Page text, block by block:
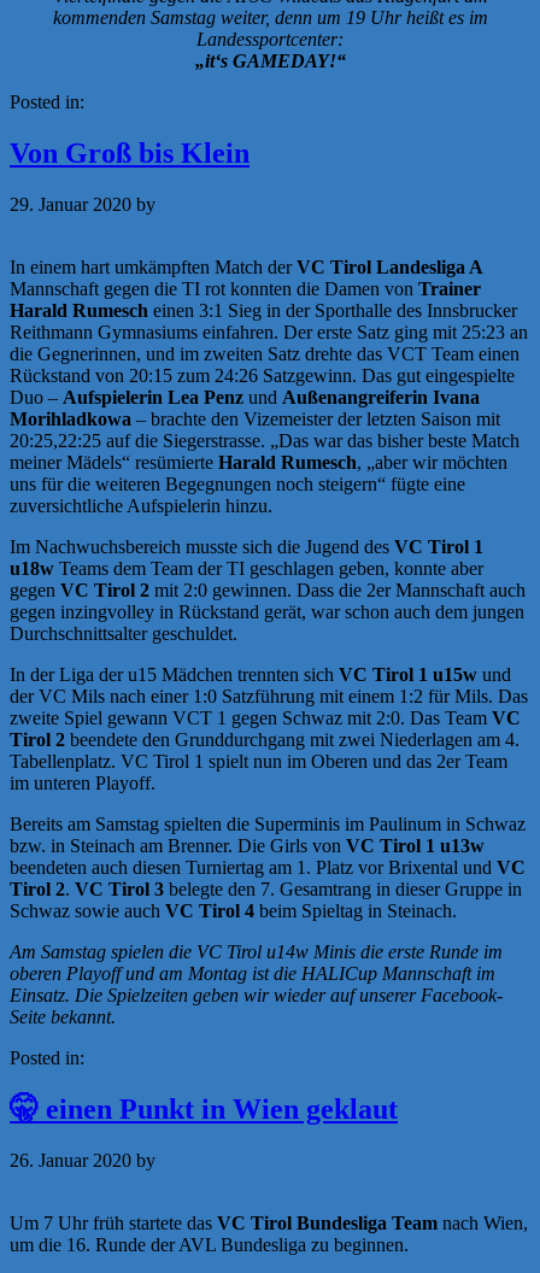
kommenden Samstag weiter, denn um 19 Uhr heißt es im
Landessportcenter:
„it‘s GAMEDAY!“
Posted in:
Von Groß bis Klein
29. Januar 2020 by
In einem hart umkämpften Match derVC Tirol Landesliga A
Mannschaft gegen die TI rot konnten die Damen von Trainer
Harald Rumesch einen 3:1 Sieg in der Sporthalle des Innsbrucker
Reithmann Gymnasiums einfahren. Der erste Satz ging mit 25:23 an
die Gegnerinnen, und im zweiten Satz drehte das VCT Team einen
Rückstand von 20:15 zum 24:26 Satzgewinn. Das gut eingespielte
Duo – Aufspielerin Lea Penz und Außenangreiferin Ivana
Morihladkowa – brachte den Vizemeister der letzten Saison mit
20:25,22:25 auf die Siegerstrasse. „Das war das bisher beste Match
meiner Mädels“ resümierte Harald Rumesch, „aber wir möchten
uns für die weiteren Begegnungen noch steigern“ fügte eine
zuversichtliche Aufspielerin hinzu.
Im Nachwuchsbereich musste sich die Jugend des VC Tirol 1
u18w Teams dem Team der TI geschlagen geben, konnte aber
gegen VC Tirol 2 mit 2:0 gewinnen. Dass die 2er Mannschaft auch
gegen inzingvolley in Rückstand gerät, war schon auch dem jungen
Durchschnittsalter geschuldet.
In der Liga der u15 Mädchen trennten sich VC Tirol 1 u15w und
der VC Mils nach einer 1:0 Satzführung mit einem 1:2 für Mils. Das
zweite Spiel gewann VCT 1 gegen Schwaz mit 2:0. Das Team VC
Tirol 2 beendete den Grunddurchgang mit zwei Niederlagen am 4.
Tabellenplatz. VC Tirol 1 spielt nun im Oberen und das 2er Team
im unteren Playoff.
Bereits am Samstag spielten die Superminis im Paulinum in Schwaz
bzw. in Steinach am Brenner. Die Girls von VC Tirol 1 u13w
beendeten auch diesen Turniertag am 1. Platz vor Brixental und VC
Tirol 2. VC Tirol 3 belegte den 7. Gesamtrang in dieser Gruppe in
Schwaz sowie auch VC Tirol 4 beim Spieltag in Steinach.
Am Samstag spielen die VC Tirol u14w Minis die erste Runde im
oberen Playoff und am Montag ist die HALICup Mannschaft im
Einsatz. Die Spielzeiten geben wir wieder auf unserer Facebook-
Seite bekannt.
Posted in:
🤫 einen Punkt in Wien geklaut
26. Januar 2020 by
Um 7 Uhr früh startete das VC Tirol Bundesliga Team nach Wien,
um die 16. Runde der AVL Bundesliga zu beginnen.